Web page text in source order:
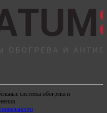
системы обогрева и